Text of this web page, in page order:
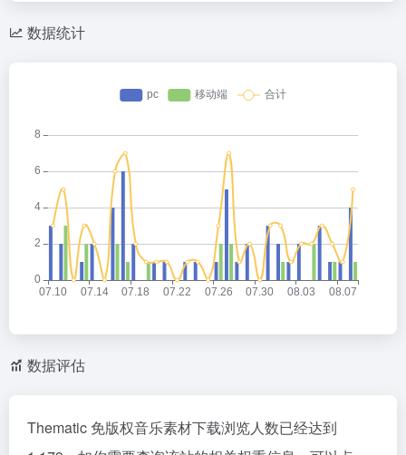
数据统计
数据评估
Thematic 免版权音乐素材下载浏览人数已经达到